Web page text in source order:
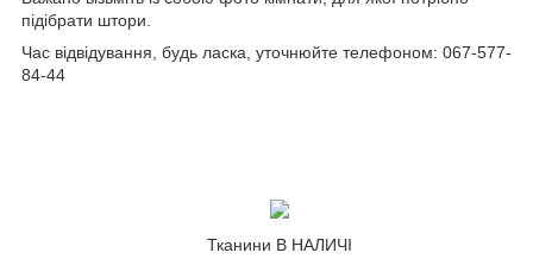
підібрати штори.
Час відвідування, будь ласка, уточнюйте телефоном: 067-577-
84-44
Тканини В НАЛИЧІ